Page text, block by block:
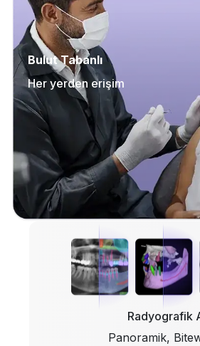
Bulut Tabanlı
Her yerden erişim
Radyografik
Panoramik,